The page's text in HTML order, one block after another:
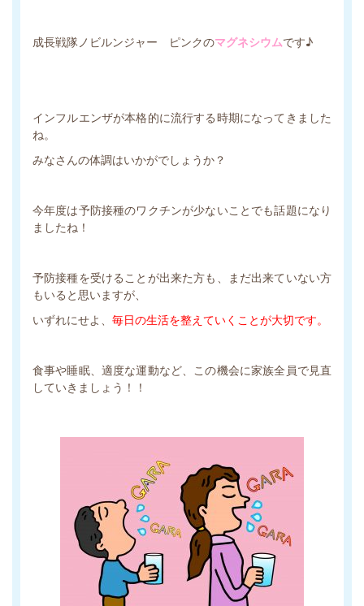
成長戦隊ノビルンジャー ピンクのマグネシウムです♪
インフルエンザが本格的に流行する時期になってきました
ね。
みなさんの体調はいかがでしょうか？
今年度は予防接種のワクチンが少ないことでも話題になり
ましたね！
予防接種を受けることが出来た方も、まだ出来ていない方
もいると思いますが、
いずれにせよ、 毎日の生活を整えていくことが大切です。
食事や睡眠、適度な運動など、この機会に家族全員で見直
していきましょう！！